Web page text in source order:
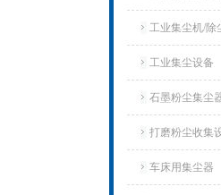
工业集尘机/除
工业集尘设备
石墨粉尘集尘
打磨粉尘收集
车床用集尘器